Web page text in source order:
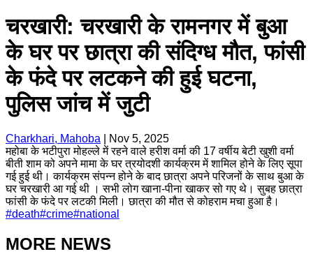
चरखारी: चरखारी के रामनगर में बुआ
के घर पर छात्रा की संदिग्ध मौत, फांसी
के फंदे पर लटकने की हुई घटना,
पुलिस जांच में जुटी
Charkhari, Mahoba
Nov 5, 2025
महोबा के भटीपुरा मोहल्ले में रहने वाले हरीश वर्मा की 17 वर्षीय बेटी खुशी वर्मा
बीती शाम को अपने मामा के घर त्रयोदशी कार्यक्रम में शामिल होने के लिए सूपा
गई हुई थी। कार्यक्रम संपन्न होने के बाद छात्रा अपने परिजनों के साथ बुआ के
घर चरखारी आ गई थी । सभी लोग खाना-पीना खाकर सो गए थे। सुबह छात्रा
फांसी के फंदे पर लटकी मिली। छात्रा की मौत से कोहराम मचा हुआ है।
#death#crime#national
MORE NEWS